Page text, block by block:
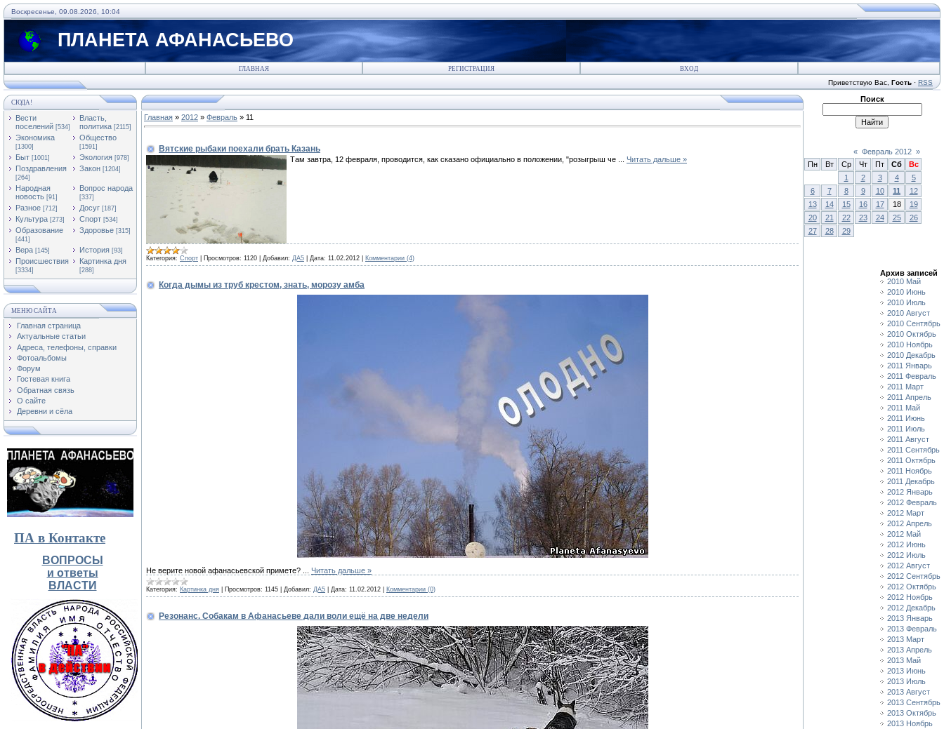
Воскресенье, 09.08.2026, 10:04
ПЛАНЕТА АФАНАСЬЕВО
ГЛАВНАЯ РЕГИСТРАЦИЯ ВХОД
Приветствую Вас Гость · RSS
СЮДА!
Вести
поселений [534]
Власть,
политика [2115]
Экономика
[1300]
Общество
[1591]
Быт [1001] Экология [978]
Поздравления
[264]
Закон [1204]
Народная
новость [91]
Вопрос народа
[337]
Разное [712] Досуг [187]
Культура [273] Спорт [534]
Образование
[441]
Здоровье [315]
Вера [145] История [93]
Происшествия
[3334]
Картинка дня
[288]
МЕНЮ САЙТА
Главная страница
Актуальные статьи
Адреса, телефоны, справки
Фотоальбомы
Форум
Гостевая книга
Обратная связь
О сайте
Деревни и сёла
ПА в Контакте
ВОПРОСЫ
и ответы
ВЛАСТИ
Главная » 2012 » Февраль » 11
Вятские рыбаки поехали брать Казань
Там завтра, 12 февраля, проводится, как сказано официально в положении, "розыгрыш че Читать дальше »
Категория: Спорт Просмотров: 1120 Добавил: ДА5 Дата: 11.02.2012 Комментарии (4)
Когда дымы из труб крестом, знать, морозу амба
Не верите новой афанасьевской примете? Читать дальше »
Категория: Картинка дня Просмотров: 1145 Добавил: ДА5 Дата: 11.02.2012 Комментарии (0)
Резонанс. Собакам в Афанасьеве дали воли ещё на две недели
Поиск
« Февраль 2012 »
Пн
Вт Ср Чт Пт Сб
Вс
1
2 3 4
5
6
7 8 9 10 11
12
13
14 15 16 17 18
19
20
21 22 23 24 25
26
27
28 29
Архив записей
2010 Май
2010 Июнь
2010 Июль
2010 Август
2010 Сентябрь
2010 Октябрь
2010 Ноябрь
2010 Декабрь
2011 Январь
2011 Февраль
2011 Март
2011 Апрель
2011 Май
2011 Июнь
2011 Июль
2011 Август
2011 Сентябрь
2011 Октябрь
2011 Ноябрь
2011 Декабрь
2012 Январь
2012 Февраль
2012 Март
2012 Апрель
2012 Май
2012 Июнь
2012 Июль
2012 Август
2012 Сентябрь
2012 Октябрь
2012 Ноябрь
2012 Декабрь
2013 Январь
2013 Февраль
2013 Март
2013 Апрель
2013 Май
2013 Июнь
2013 Июль
2013 Август
2013 Сентябрь
2013 Октябрь
2013 Ноябрь